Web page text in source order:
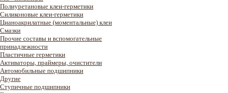
Полиуретановые клеи-герметики
Силиконовые клеи-герметики
Цианоакрилатные (моментальные) клеи
Смазки
Прочие составы и вспомогательные
принадлежности
Пластичные герметики
Активаторы, праймеры, очистители
Автомобильные подшипники
Другие
Ступичные подшипники